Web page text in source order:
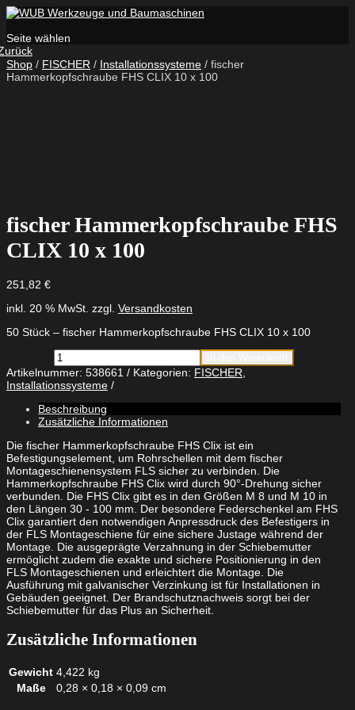
Seite wählen
Shop / FISCHER / Installationssysteme / fischer
Hammerkopfschraube FHS CLIX 10 x 100
fischer Hammerkopfschraube FHS
CLIX 10 x 100
251,82 €
inkl. 20 % MwSt. zzgl. Versandkosten
50 Stück – fischer Hammerkopfschraube FHS CLIX 10 x 100
fischer
Hammerkopfschraube
FHS
CLIX
10
x
100
Menge
Artikelnummer: 538661 Kategorien: FISCHER
Installationssysteme
Beschreibung
Zusätzliche Informationen
Die fischer Hammerkopfschraube FHS Clix ist ein
Befestigungselement, um Rohrschellen mit dem fischer
Montageschienensystem FLS sicher zu verbinden. Die
Hammerkopfschraube FHS Clix wird durch 90°-Drehung sicher
verbunden. Die FHS Clix gibt es in den Größen M 8 und M 10 in
den Längen 30 - 100 mm. Der besondere Federschenkel am FHS
Clix garantiert den notwendigen Anpressdruck des Befestigers in
der FLS Montageschiene für eine sichere Justage während der
Montage. Die ausgeprägte Verzahnung in der Schiebemutter
ermöglicht zudem die exakte und sichere Positionierung in den
FLS Montageschienen und erleichtert die Montage. Die
Ausführung mit galvanischer Verzinkung ist für Installationen in
Gebäuden geeignet. Der Brandschutznachweis sorgt bei der
Schiebemutter für das Plus an Sicherheit.
Zusätzliche Informationen
Gewicht 4,422 kg
Maße
0,28 × 0,18 × 0,09 cm